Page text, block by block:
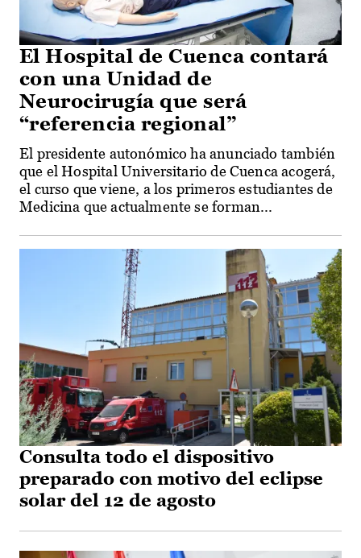
El Hospital de Cuenca contará
con una Unidad de
Neurocirugía que será
“referencia regional”
El presidente autonómico ha anunciado también
que el Hospital Universitario de Cuenca acogerá,
el curso que viene, a los primeros estudiantes de
Medicina que actualmente se forman...
Consulta todo el dispositivo
preparado con motivo del eclipse
solar del 12 de agosto